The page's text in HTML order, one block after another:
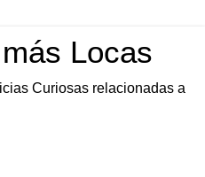
Locas
Curiosas relacionadas a